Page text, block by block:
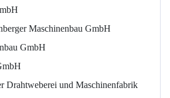
Maschinenbau GmbH
GmbH
Drahtweberei und Maschinenfabrik